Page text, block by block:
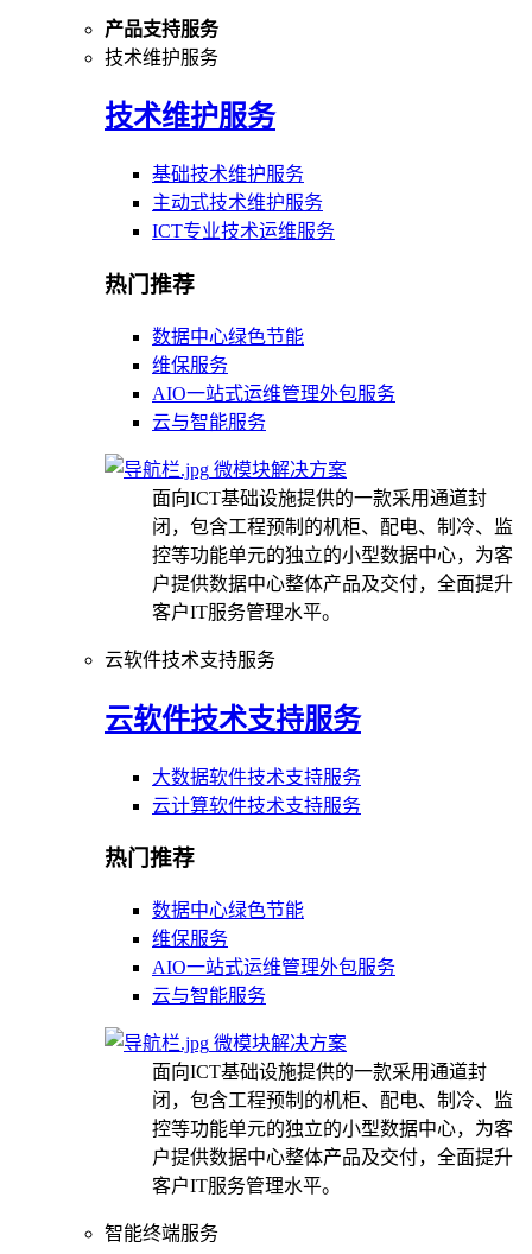
产品支持服务
技术维护服务
技术维护服务
基础技术维护服务
主动式技术维护服务
ICT专业技术运维服务
热门推荐
数据中心绿色节能
维保服务
AIO一站式运维管理外包服务
云与智能服务
微模块解决方案
面向ICT基础设施提供的一款采用通道封
闭，包含工程预制的机柜、配电、制冷、监
控等功能单元的独立的小型数据中心，为客
户提供数据中心整体产品及交付，全面提升
客户IT服务管理水平。
云软件技术支持服务
云软件技术支持服务
大数据软件技术支持服务
云计算软件技术支持服务
热门推荐
数据中心绿色节能
维保服务
AIO一站式运维管理外包服务
云与智能服务
微模块解决方案
面向ICT基础设施提供的一款采用通道封
闭，包含工程预制的机柜、配电、制冷、监
控等功能单元的独立的小型数据中心，为客
户提供数据中心整体产品及交付，全面提升
客户IT服务管理水平。
智能终端服务